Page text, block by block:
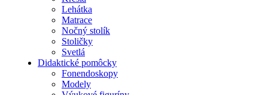
Lehátka
Matrace
Nočný stolík
Stoličky
Svetlá
Didaktické pomôcky
Fonendoskopy
Modely